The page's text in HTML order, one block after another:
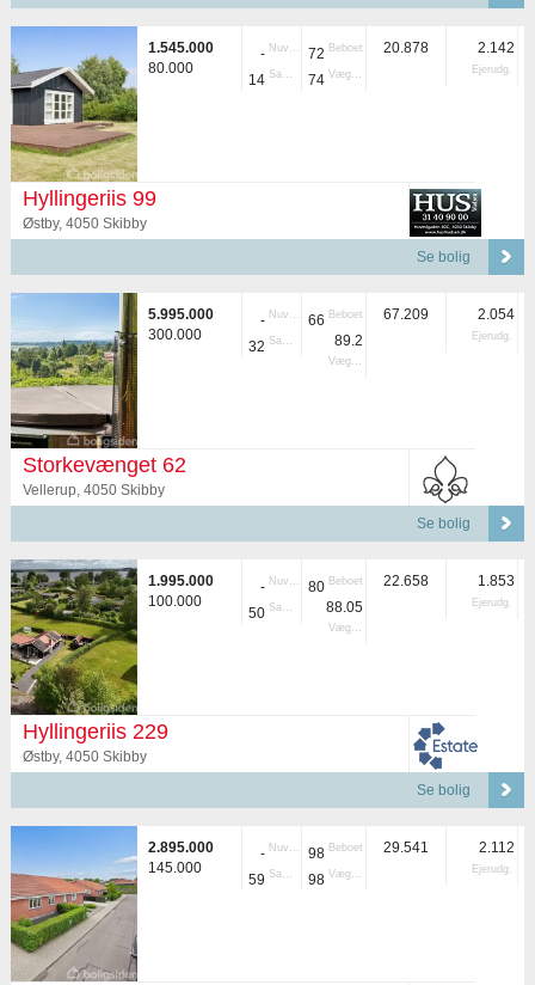
1.545.000
80.000
- Nuvær.
14 Samlet
72 Beboet
74 Vægtet
20.878 2.142
Ejerudg.
Hyllingeriis 99
Østby, 4050 Skibby
Se bolig
5.995.000
300.000
- Nuvær.
32 Samlet
66 Beboet
89.2
Vægtet
67.209 2.054
Ejerudg.
Storkevænget 62
Vellerup, 4050 Skibby
Se bolig
1.995.000
100.000
- Nuvær.
50 Samlet
80 Beboet
88.05
Vægtet
22.658 1.853
Ejerudg.
Hyllingeriis 229
Østby, 4050 Skibby
Se bolig
2.895.000
145.000
- Nuvær.
59 Samlet
98 Beboet
98 Vægtet
29.541 2.112
Ejerudg.